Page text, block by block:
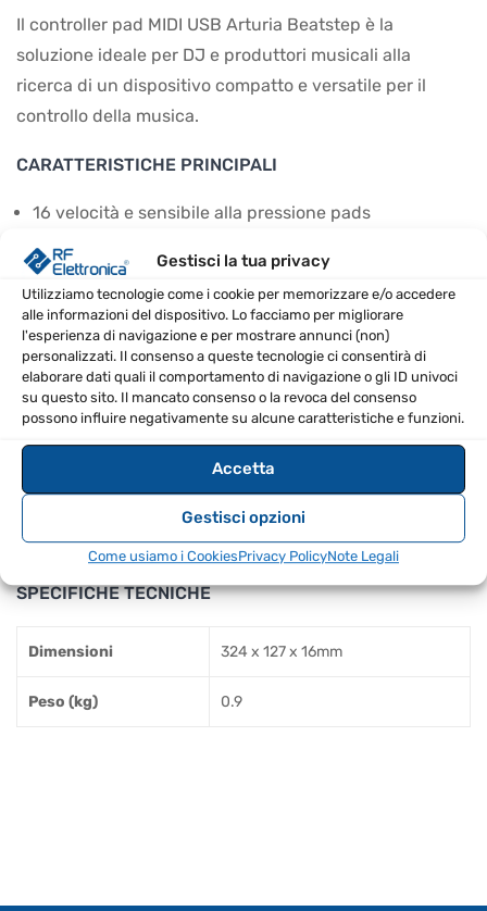
Gestisci la tua privacy
Utilizziamo tecnologie come i cookie per memorizzare e/o accedere
alle informazioni del dispositivo. Lo facciamo per migliorare
l'esperienza di navigazione e per mostrare annunci (non)
personalizzati. Il consenso a queste tecnologie ci consentirà di
elaborare dati quali il comportamento di navigazione o gli ID univoci
su questo sito. Il mancato consenso o la revoca del consenso
possono influire negativamente su alcune caratteristiche e funzioni.
Accetta
Gestisci opzioni
Come usiamo i CookiesPrivacy PolicyNote Legali
Il controller pad MIDI USB Arturia Beatstep è la
soluzione ideale per DJ e produttori musicali alla
ricerca di un dispositivo compatto e versatile per il
controllo della musica.
CARATTERISTICHE PRINCIPALI
16 velocità e sensibile alla pressione pads
controllo, blu – modalità SEQ)
Funziona come pad/knob controller e step-
sequencer
16 encoder assegnabili con 2 modalità (MIDI CC,
NRPN/RPN)
Design compatto e portatile
CONTENUTO DELLA CONFEZIONE
Adattatore MIDI
SPECIFICHE TECNICHE
Dimensioni 324 x 127 x 16mm
Peso (kg) 0.9